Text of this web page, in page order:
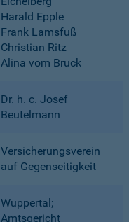
Harald Epple
Frank Lamsfuß
Christian Ritz
Alina vom Bruck
Dr. h. c. Josef
Beutelmann
Versicherungsverein
auf Gegenseitigkeit
Wuppertal;
Amtsgericht